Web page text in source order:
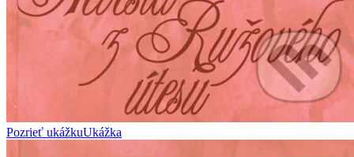
Pozrieť ukážkuUkážka